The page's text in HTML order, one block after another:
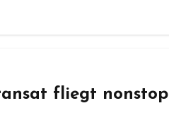
fliegt nonstop